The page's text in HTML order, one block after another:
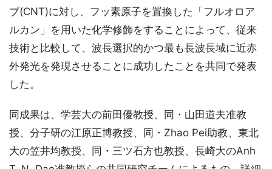
ブ(CNT)に対し、フッ素原子を置換した「フルオロア
ルカン」を用いた化学修飾をすることによって、従来
技術と比較して、波長選択的かつ最も長波長域に近赤
外発光を発現させることに成功したことを共同で発表
した。
同成果は、学芸大の前田優教授、同・山田道夫准教
授、分子研の江原正博教授、同・Zhao Pei助教、東北
大の笠井均教授、同・三ツ石方也教授、長崎大のAnh